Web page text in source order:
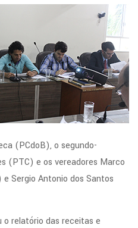
(PCdoB), o segundo-
(PTC) e os vereadores Marco
Sergio Antonio dos Santos
relatório das receitas e